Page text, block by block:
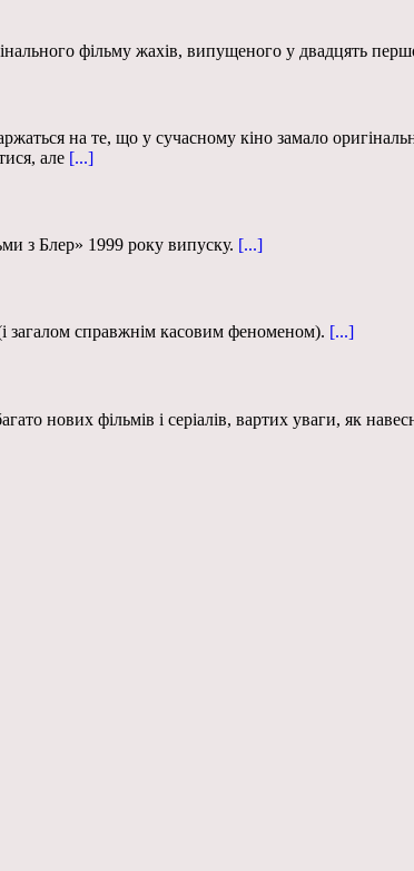
фільму жахів, випущеного у двадцять
на те, що у сучасному кіно замало
але [...]
з Блер» 1999 року випуску. [...]
загалом справжнім касовим феноменом). [...]
нових фільмів і серіалів, вартих уваги, як